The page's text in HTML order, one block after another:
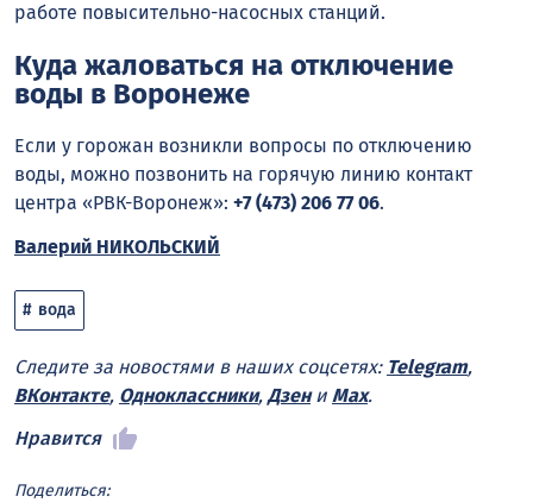
работе повысительно-насосных станций.
Куда жаловаться на отключение
воды в Воронеже
Если у горожан возникли вопросы по отключению
воды, можно позвонить на горячую линию контакт
центра «РВК-Воронеж»: +7 (473) 206 77 06.
Валерий НИКОЛЬСКИЙ
вода
Следите за новостями в наших соцсетях: Telegram,
ВКонтакте, Одноклассники, Дзени Max.
Нравится
Поделиться: